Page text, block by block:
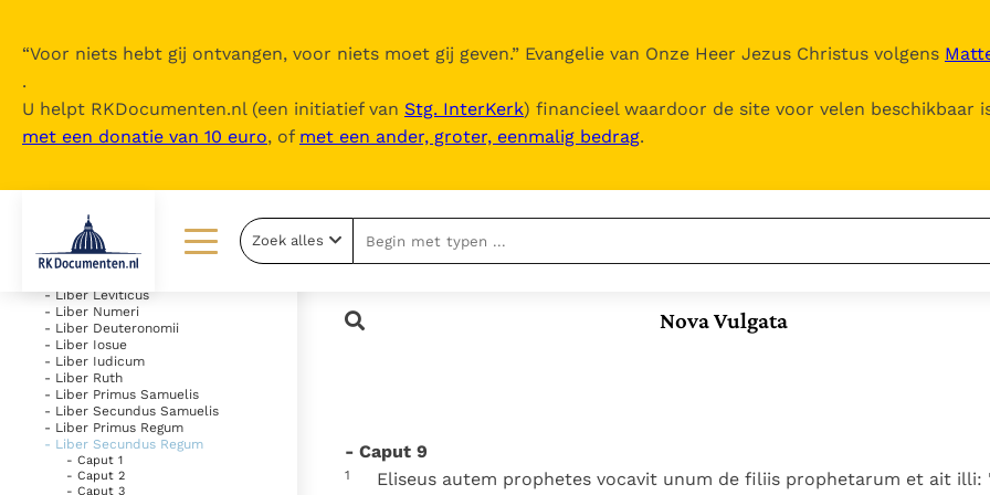
“Voor niets hebt gij ontvangen, voor niets moet gij geven.” Evangelie van Onze Heer Jezus Christus volgens
.
U helpt RKDocumenten.nl (een initiatief van Stg. InterKerk) financieel waardoor de site voor velen beschikbaar
met een donatie van 10 euro, of met een ander, groter, eenmalig bedrag.
Lezen
Documenten
Bijbel
Thema’s
Berichten
Over ons
Over RK Documenten
Nieuwsbrief
parel van Gods
Gods Koninkrijk
Het Vaticaan publiceert
toe
stad is zowel een gave
Zoek alles
Nova Vulgata
uitklappen
- Vetus Testamentum
- Liber Genesis
- Liber Leviticus
- Liber Numeri
- Liber Deuteronomii
- Liber Iosue
- Liber Iudicum
- Liber Ruth
- Liber Primus Samuelis
- Liber Secundus Samuelis
- Liber Primus Regum
- Liber Secundus Regum
- Caput 1
- Caput 2
- Caput 3
- Caput 9
1
Eliseus autem prophetes vocavit unum de filiis prophetarum et ait illi: